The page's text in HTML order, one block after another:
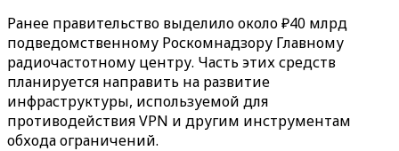
Ранее правительство выделило около ₽40 млрд
подведомственному Роскомнадзору Главному
радиочастотному центру. Часть этих средств
планируется направить на развитие
инфраструктуры, используемой для
противодействия VPN и другим инструментам
обхода ограничений.